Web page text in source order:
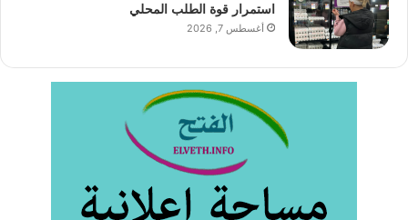
استمرار قوة الطلب المحلي
أغسطس 7, 2026